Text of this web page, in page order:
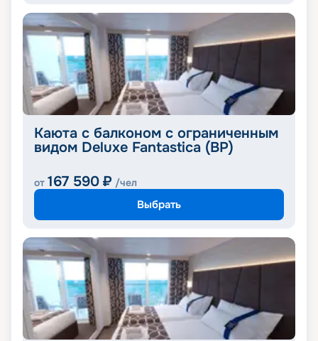
Каюта с балконом с ограниченным
видом Deluxe Fantastica (BP)
от 167 590 ₽ /чел
Выбрать